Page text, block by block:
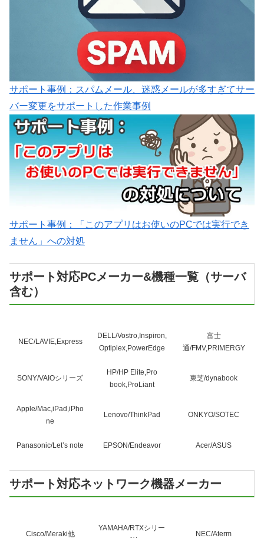
サポート事例：スパムメール、迷惑メールが多すぎてサー
バー変更をサポートした作業事例
サポート事例：「このアプリはお使いのPCでは実行でき
ません」への対処
サポート対応PCメーカー&機種一覧（サーバ
含む）
NEC/LAVIE,Express
DELL/Vostro,Inspiron,
Optiplex,PowerEdge
富士
通/FMV,PRIMERGY
SONY/VAIOシリーズ
HP/HP Elite,Pro
book,ProLiant
東芝/dynabook
Apple/Mac,iPad,iPho
ne
Lenovo/ThinkPad ONKYO/SOTEC
Panasonic/Let’s note EPSON/Endeavor Acer/ASUS
サポート対応ネットワーク機器メーカー
Cisco/Meraki他
YAMAHA/RTXシリー
NEC/Aterm